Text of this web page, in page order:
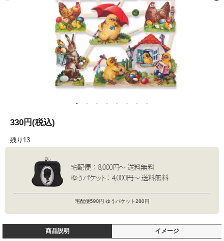
330円(税込)
残り13
宅配便590円 ゆうパケット280円
商品説明 イメージ